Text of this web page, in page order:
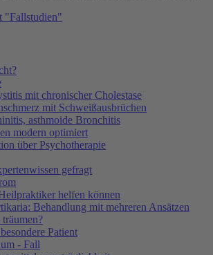
"Fallstudien"
mit chronischer Cholestase
mit Schweißausbrüchen
asthmoide Bronchitis
modern optimiert
über Psychotherapie
gefragt
helfen können
Behandlung mit mehreren Ansätzen
Patient
- Fall